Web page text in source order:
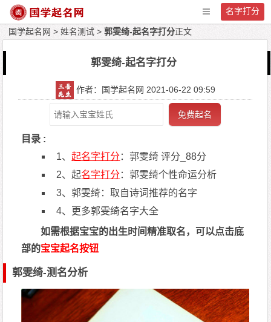
名字打分
国学起名网 >姓名测试 >郭雯绮-起名字打分正文
郭雯绮-起名字打分
作者：国学起名网 2021-06-22 09:59
免费起名
目录 :
1、起名字打分 ：郭雯绮 评分_88分
2、起名字打分 ：郭雯绮个性命运分析
3、郭雯绮：取自诗词推荐的名字
4、更多郭雯绮名字大全
如需根据宝宝的出生时间精准取名，可以点击底
部的宝宝起名按钮
郭雯绮-测名分析